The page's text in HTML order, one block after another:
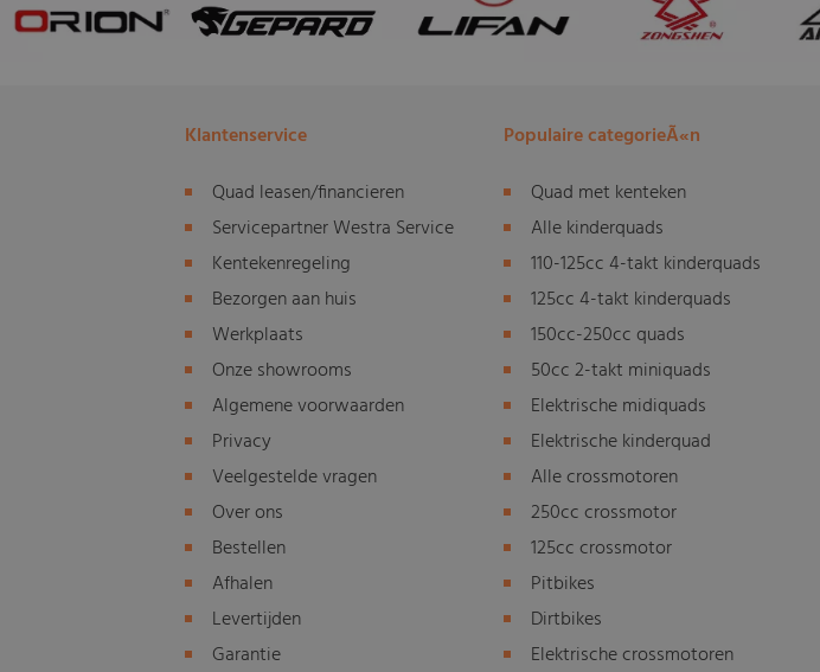
Klantenservice
Quad leasen/financieren
Servicepartner Westra Service
Kentekenregeling
Bezorgen aan huis
Werkplaats
Onze showrooms
Algemene voorwaarden
Privacy
Veelgestelde vragen
Over ons
Bestellen
Afhalen
Levertijden
Garantie
Populaire categorieÃ«n
Quad met kenteken
Alle kinderquads
110-125cc 4-takt kinderquads
125cc 4-takt kinderquads
150cc-250cc quads
50cc 2-takt miniquads
Elektrische midiquads
Elektrische kinderquad
Alle crossmotoren
250cc crossmotor
125cc crossmotor
Pitbikes
Dirtbikes
Elektrische crossmotoren